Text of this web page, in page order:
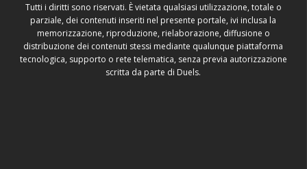
Tutti i diritti sono riservati. È vietata qualsiasi utilizzazione, totale o
parziale, dei contenuti inseriti nel presente portale, ivi inclusa la
memorizzazione, riproduzione, rielaborazione, diffusione o
distribuzione dei contenuti stessi mediante qualunque piattaforma
tecnologica, supporto o rete telematica, senza previa autorizzazione
scritta da parte di Duels.